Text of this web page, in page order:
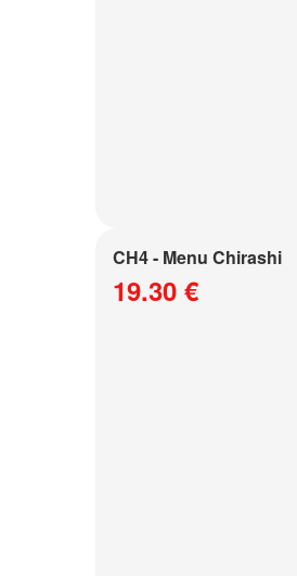
CH4 - Menu Chirashi
19.30 €